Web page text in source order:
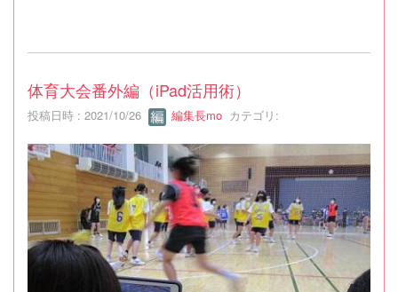
体育大会番外編（iPad活用術）
投稿日時 : 2021/10/26 編集長mo カテゴリ: